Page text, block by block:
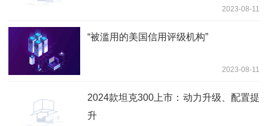
2023-08-11
“被滥用的美国信用评级机构”
2023-08-11
2024款坦克300上市：动力升级、配置提
升